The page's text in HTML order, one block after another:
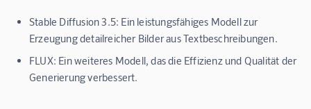
Stable Diffusion 3.5: Ein leistungsfähiges Modell zur
Erzeugung detailreicher Bilder aus Textbeschreibungen.
FLUX: Ein weiteres Modell, das die Effizienz und Qualität der
Generierung verbessert.